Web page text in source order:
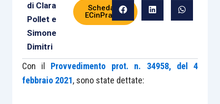
di Clara
Pollet e
Simone
Dimitri
Scheda di
ECinPratica
Con il Provvedimento prot. n. 34958, del 4
febbraio 2021, sono state dettate: